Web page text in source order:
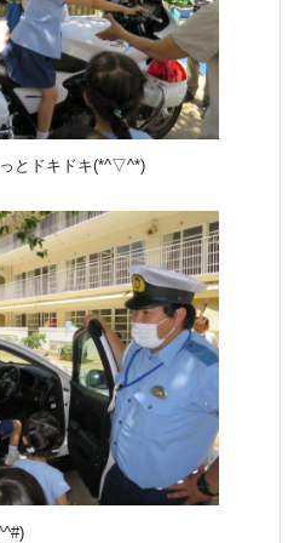
とドキドキ(*^▽^*)